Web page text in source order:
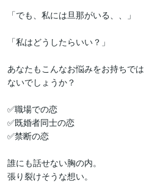
「でも、私には旦那がいる、、」
「私はどうしたらいい？」
あなたもこんなお悩みをお持ちでは
ないでしょうか？
✅職場での恋
✅既婚者同士の恋
✅禁断の恋
誰にも話せない胸の内。
張り裂けそうな想い。